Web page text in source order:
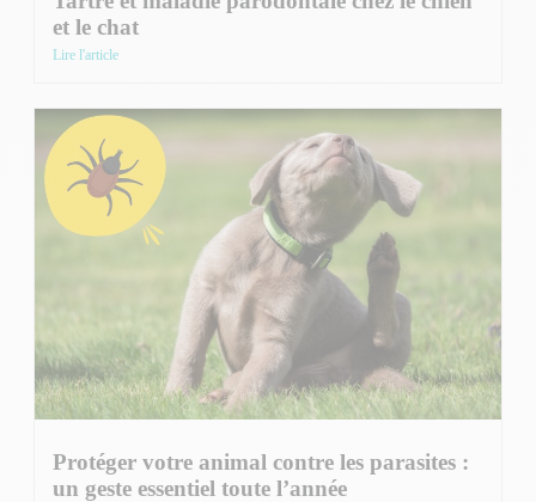
et le chat
Lire l'article
Protéger votre animal contre les parasites :
un geste essentiel toute l’année